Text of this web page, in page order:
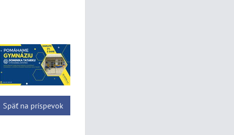
Späť na príspevok